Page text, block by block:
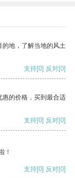
地，了解当地的风土
支持[0] 反对[0]
的价格，买到最合适
支持[0] 反对[0]
！
支持[0] 反对[0]